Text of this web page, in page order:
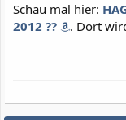
Schau mal hier:
2012 ??
. Dort